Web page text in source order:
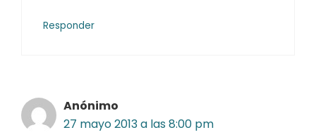
Responder
Anónimo
27 mayo 2013 a las 8:00 pm